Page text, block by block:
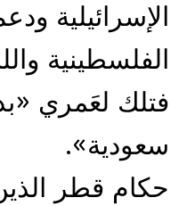
الإسرائيلية
الفلسطينية
فتلك لعَمري
سعودية».
حكام قطر